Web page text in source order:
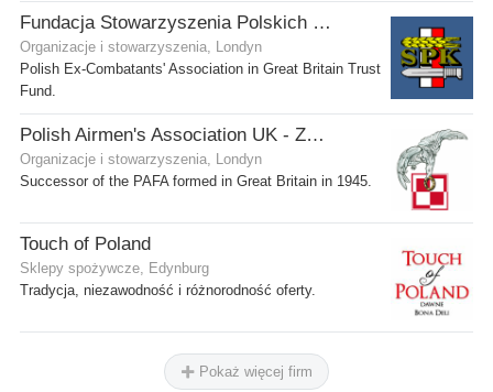
Fundacja Stowarzyszenia Polskich Kombatantów w Wielkiej Brytanii
Organizacje i stowarzyszenia, Londyn
Polish Ex-Combatants' Association in Great Britain Trust
Fund.
Polish Airmen's Association UK - Związek Lotników Polskich WB
Organizacje i stowarzyszenia, Londyn
Successor of the PAFA formed in Great Britain in 1945.
Touch of Poland
Sklepy spożywcze, Edynburg
Tradycja, niezawodność i różnorodność oferty.
Pokaż więcej firm